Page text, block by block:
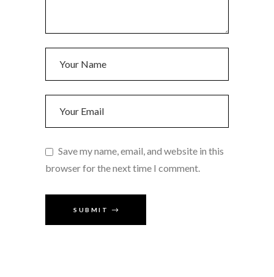
Save my name, email, and website in this
browser for the next time I comment.
SUBMIT